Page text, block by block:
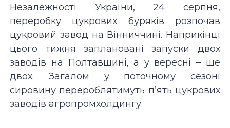
Незалежності України, 24 серпня,
переробку цукрових буряків розпочав
цукровий завод на Вінниччині. Наприкінці
цього тижня заплановані запуски двох
заводів на Полтавщині, а у вересні – ще
двох. Загалом у поточному сезоні
сировину перероблятимуть п’ять цукрових
заводів агропромхолдингу.